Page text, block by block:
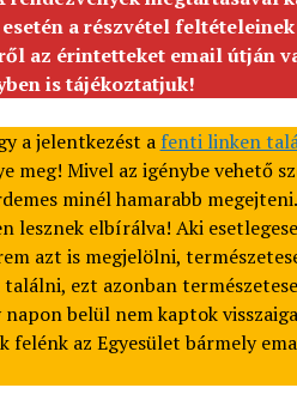
a részvétel
az érintetteket email útján
is tájékoztatjuk!
a jelentkezést a fenti linken
meg! Mivel az igénybe vehető
minél hamarabb
lesznek elbírálva! Aki
azt is megjelölni,
ezt azonban
belül nem kaptok
felénk az Egyesület bármely